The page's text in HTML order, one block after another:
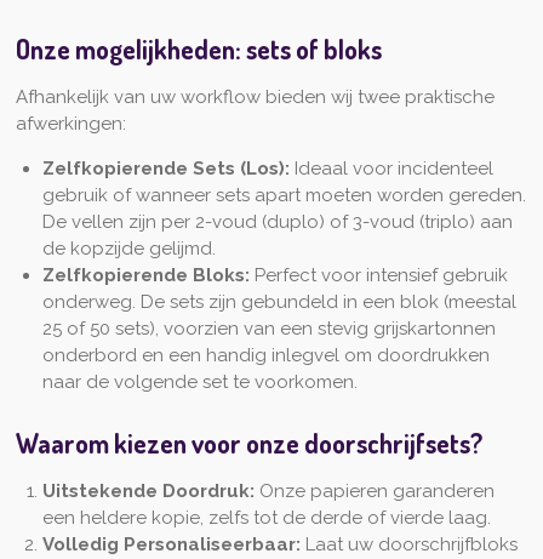
Onze mogelijkheden: sets of bloks
Afhankelijk van uw workflow bieden wij twee praktische
afwerkingen:
Zelfkopierende Sets (Los): Ideaal voor incidenteel
gebruik of wanneer sets apart moeten worden gereden.
De vellen zijn per 2-voud (duplo) of 3-voud (triplo) aan
de kopzijde gelijmd.
Zelfkopierende Bloks: Perfect voor intensief gebruik
onderweg. De sets zijn gebundeld in een blok (meestal
25 of 50 sets), voorzien van een stevig grijskartonnen
onderbord en een handig inlegvel om doordrukken
naar de volgende set te voorkomen.
Waarom kiezen voor onze doorschrijfsets?
Uitstekende Doordruk: Onze papieren garanderen
een heldere kopie, zelfs tot de derde of vierde laag.
Volledig Personaliseerbaar: Laat uw doorschrijfbloks